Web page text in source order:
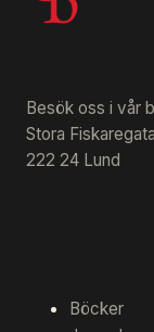
Besök oss i vår
Stora
222 24 Lund
Böcker